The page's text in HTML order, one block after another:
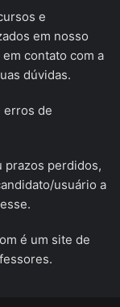
e
em nosso
contato com a
dúvidas.
erros de
prazos perdidos,
usuário a
é um site de